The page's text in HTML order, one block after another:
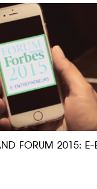
FORUM 2015: E-